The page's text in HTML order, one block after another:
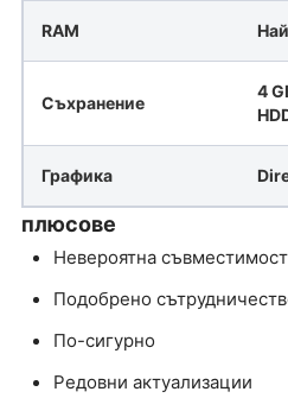
RAM
Съхранение
4
Графика
плюсове
Невероятна съвместимост
Подобрено
По-сигурно
Редовни актуализации